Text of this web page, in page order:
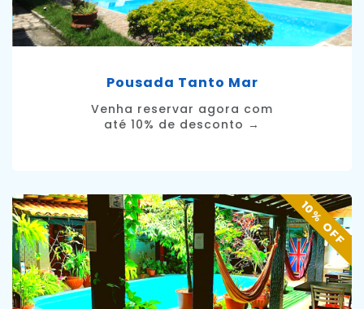
Pousada Tanto Mar
Venha reservar agora com
até 10% de desconto →
10% OFF